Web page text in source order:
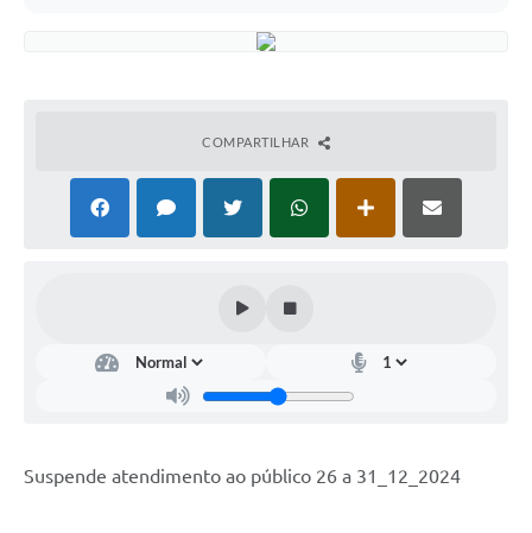
COMPARTILHAR
Suspende atendimento ao público 26 a 31_12_2024